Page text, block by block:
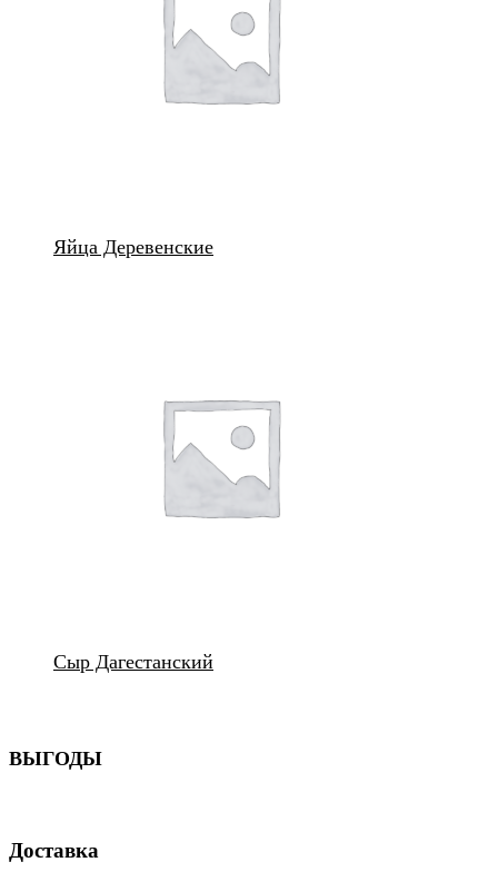
Яйца Деревенские
Сыр Дагестанский
ВЫГОДЫ
Доставка